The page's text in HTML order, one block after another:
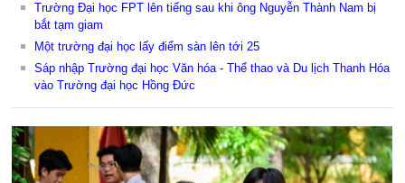
Trường Đại học FPT lên tiếng sau khi ông Nguyễn Thành Nam bị
bắt tạm giam
Một trường đại học lấy điểm sàn lên tới 25
Sáp nhập Trường đại học Văn hóa - Thể thao và Du lịch Thanh Hóa
vào Trường đại học Hồng Đức